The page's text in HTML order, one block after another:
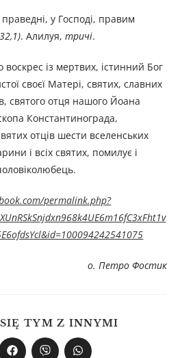
у Господі, правим
32,1). Алилуя,тричі.
із мертвих, істинний Бог
своєї Матері, святих, славних
святого отця нашого Йоана
Константинограда,
отців шести вселенських
і всіх святих, помилує і
permalink.php?
о. Петро Фостик
TYM Z INNYMI